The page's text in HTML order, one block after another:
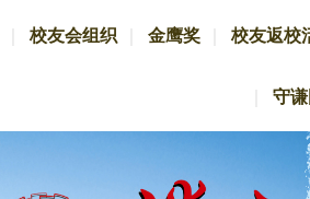
校友会组织 金鹰奖 校友返校
守